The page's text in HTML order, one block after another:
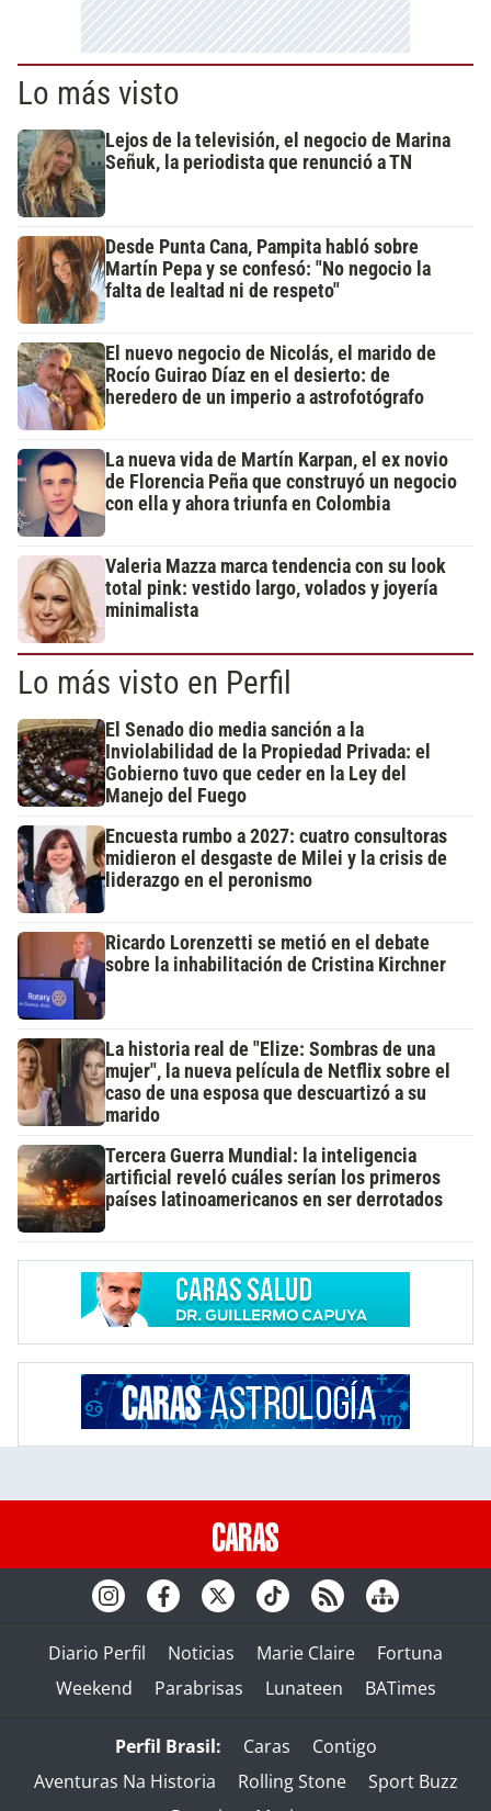
Lo más visto
Lejos de la televisión, el negocio de Marina
Señuk, la periodista que renunció a TN
Desde Punta Cana, Pampita habló sobre
Martín Pepa y se confesó: "No negocio la
falta de lealtad ni de respeto"
El nuevo negocio de Nicolás, el marido de
Rocío Guirao Díaz en el desierto: de
heredero de un imperio a astrofotógrafo
La nueva vida de Martín Karpan, el ex novio
de Florencia Peña que construyó un negocio
con ella y ahora triunfa en Colombia
Valeria Mazza marca tendencia con su look
total pink: vestido largo, volados y joyería
minimalista
Lo más visto en Perfil
El Senado dio media sanción a la
Inviolabilidad de la Propiedad Privada: el
Gobierno tuvo que ceder en la Ley del
Manejo del Fuego
Encuesta rumbo a 2027: cuatro consultoras
midieron el desgaste de Milei y la crisis de
liderazgo en el peronismo
Ricardo Lorenzetti se metió en el debate
sobre la inhabilitación de Cristina Kirchner
La historia real de "Elize: Sombras de una
mujer", la nueva película de Netflix sobre el
caso de una esposa que descuartizó a su
marido
Tercera Guerra Mundial: la inteligencia
artificial reveló cuáles serían los primeros
países latinoamericanos en ser derrotados
Diario Perfil Noticias Marie Claire
Fortuna
Weekend
Parabrisas Lunateen BATimes
Perfil Brasil: Caras
Contigo
Aventuras Na Historia
Rolling Stone
Sport Buzz